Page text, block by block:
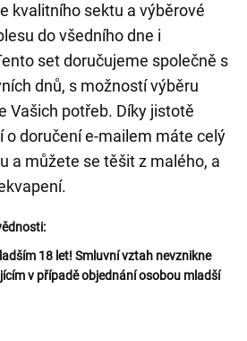
kvalitního sektu a výběrové
do všedního dne i
set doručujeme společně s
dnů, s možností výběru
Vašich potřeb. Díky jistotě
o doručení e-mailem máte celý
a můžete se těšit z malého, a
18 let! Smluvní vztah nevznikne
v případě objednání osobou mladší